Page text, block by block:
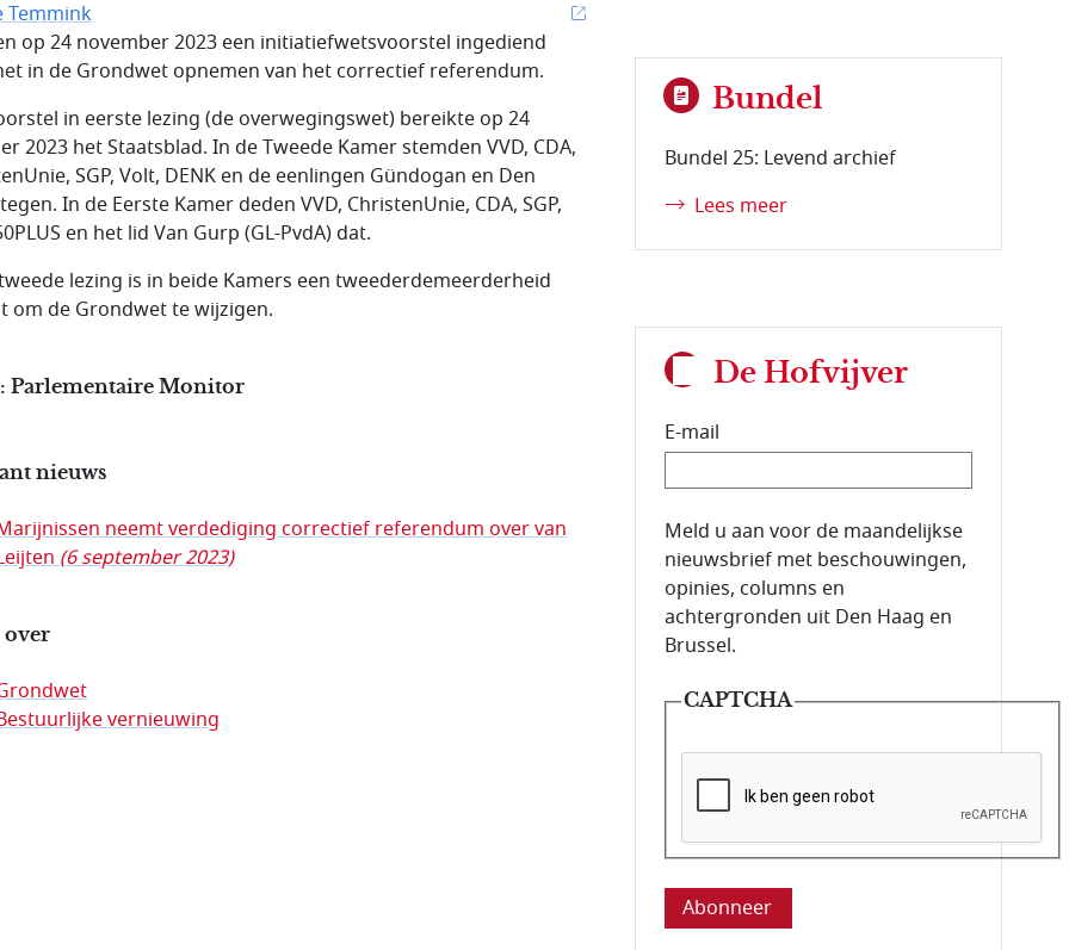
Temmink
op 24 november 2023 een initiatiefwetsvoorstel ingediend
in de Grondwet opnemen van het correctief referendum.
in eerste lezing (de overwegingswet) bereikte op 24
2023 het Staatsblad. In de Tweede Kamer stemden VVD, CDA,
SGP, Volt, DENK en de eenlingen Gündogan en Den
In de Eerste Kamer deden VVD, ChristenUnie, CDA, SGP,
en het lid Van Gurp (GL-PvdA) dat.
lezing is in beide Kamers een tweederdemeerderheid
om de Grondwet te wijzigen.
Parlementaire Monitor
nieuws
neemt verdediging correctief referendum over van
(6 september 2023)
over
vernieuwing
Bundel
Bundel 25: Levend archief
Lees meer
De Hofvijver
E-mail
E-mailadres van de abonnee.
Meld u aan voor de maandelijkse
nieuwsbrief met beschouwingen,
opinies, columns en
achtergronden uit Den Haag en
Brussel.
CAPTCHA
Deze vraag is om te controleren dat u